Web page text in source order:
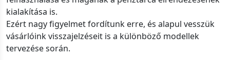
kialakítása is.
Ezért nagy figyelmet fordítunk erre, és alapul vesszük
vásárlóink visszajelzéseit is a különböző modellek
tervezése során.